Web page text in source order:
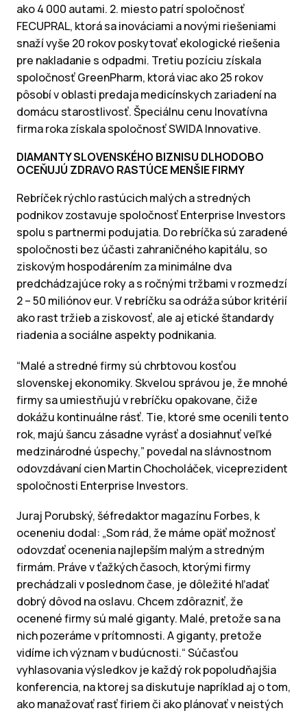
ako 4 000 autami. 2. miesto patrí spoločnosť
FECUPRAL, ktorá sa inováciami a novými riešeniami
snaží vyše 20 rokov poskytovať ekologické riešenia
pre nakladanie s odpadmi. Tretiu pozíciu získala
spoločnosť GreenPharm, ktorá viac ako 25 rokov
pôsobí v oblasti predaja medicínskych zariadení na
domácu starostlivosť. Špeciálnu cenu Inovatívna
firma roka získala spoločnosť SWIDA Innovative.
DIAMANTY SLOVENSKÉHO BIZNISU DLHODOBO
OCEŇUJÚ ZDRAVO RASTÚCE MENŠIE FIRMY
Rebríček rýchlo rastúcich malých a stredných
podnikov zostavuje spoločnosť Enterprise Investors
spolu s partnermi podujatia. Do rebríčka sú zaradené
spoločnosti bez účasti zahraničného kapitálu, so
ziskovým hospodárením za minimálne dva
predchádzajúce roky a s ročnými tržbami v rozmedzí
2 – 50 miliónov eur. V rebríčku sa odráža súbor kritérií
ako rast tržieb a ziskovosť, ale aj etické štandardy
riadenia a sociálne aspekty podnikania.
“Malé a stredné firmy sú chrbtovou kosťou
slovenskej ekonomiky. Skvelou správou je, že mnohé
firmy sa umiestňujú v rebríčku opakovane, čiže
dokážu kontinuálne rásť. Tie, ktoré sme ocenili tento
rok, majú šancu zásadne vyrásť a dosiahnuť veľké
medzinárodné úspechy,” povedal na slávnostnom
odovzdávaní cien Martin Chocholáček, viceprezident
spoločnosti Enterprise Investors.
Juraj Porubský, šéfredaktor magazínu Forbes, k
oceneniu dodal: „Som rád, že máme opäť možnosť
odovzdať ocenenia najlepším malým a stredným
firmám. Práve v ťažkých časoch, ktorými firmy
prechádzali v poslednom čase, je dôležité hľadať
dobrý dôvod na oslavu. Chcem zdôrazniť, že
ocenené firmy sú malé giganty. Malé, pretože sa na
nich pozeráme v prítomnosti. A giganty, pretože
vidíme ich význam v budúcnosti.“ Súčasťou
vyhlasovania výsledkov je každý rok popoludňajšia
konferencia, na ktorej sa diskutuje napríklad aj o tom,
ako manažovať rasť firiem či ako plánovať v neistých